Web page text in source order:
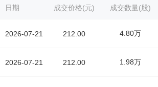
日期
2026-07-21
2026-07-21
成交价格(元) 成交数量(股)
212.00 4.80万
212.00 1.98万